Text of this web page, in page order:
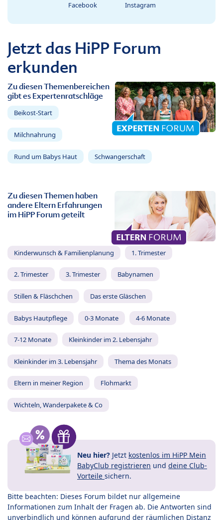
Facebook Instagram
Jetzt das HiPP Forum
erkunden
Zu diesen Themenbereichen
gibt es Expertenratschläge
Beikost-Start
Milchnahrung
Rund um Babys Haut Schwangerschaft
Zu diesen Themen haben
andere Eltern Erfahrungen
im HiPP Forum geteilt
Kinderwunsch & Familienplanung 1. Trimester
2. Trimester 3. Trimester Babynamen
Stillen & Fläschchen Das erste Gläschen
Babys Hautpflege 0-3 Monate 4-6 Monate
7-12 Monate Kleinkinder im 2. Lebensjahr
Kleinkinder im 3. Lebensjahr Thema des Monats
Eltern in meiner Region Flohmarkt
Wichteln, Wanderpakete & Co
Neu hier? Jetzt kostenlos im HiPP Mein
BabyClub registrieren und deine Club-
Vorteile sichern.
Bitte beachten: Dieses Forum bildet nur allgemeine
Informationen zum Inhalt der Fragen ab. Die Antworten sind
unverbindlich und können aufgrund der räumlichen Distanz